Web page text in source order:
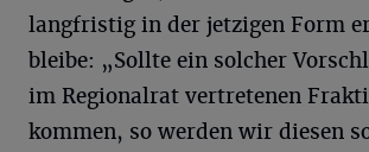
langfristig in der jetzigen Form
bleibe: „Sollte ein solcher
im Regionalrat vertretenen
kommen, so werden wir diesen